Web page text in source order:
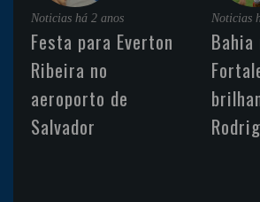
Noticias há 2 anos
Festa para Everton
Ribeira no
aeroporto de
Salvador
Noticias